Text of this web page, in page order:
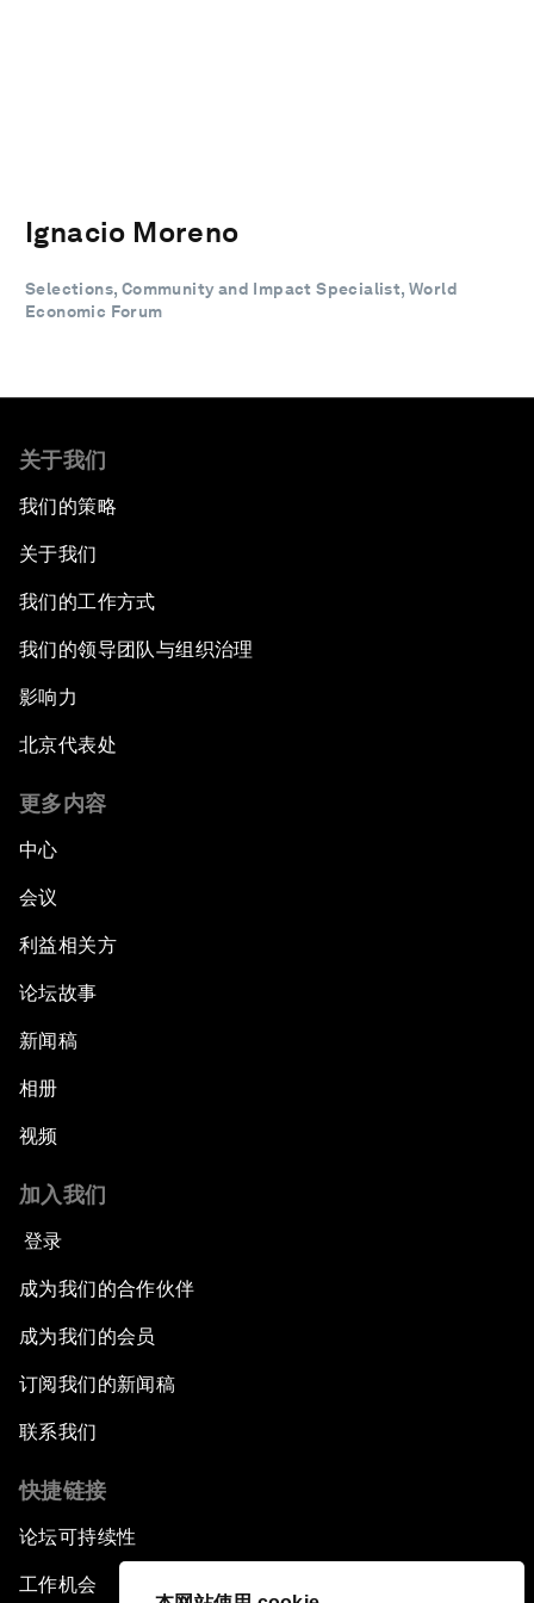
Ignacio Moreno
Selections, Community and Impact Specialist, World
Economic Forum
关于我们
我们的策略
关于我们
我们的工作方式
我们的领导团队与组织治理
影响力
北京代表处
更多内容
中心
会议
利益相关方
论坛故事
新闻稿
相册
视频
加入我们
登录
成为我们的合作伙伴
成为我们的会员
订阅我们的新闻稿
联系我们
快捷链接
论坛可持续性
工作机会